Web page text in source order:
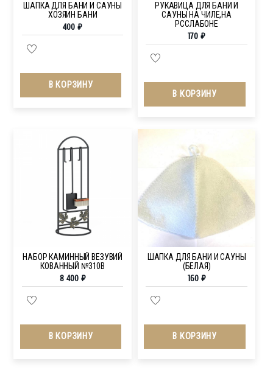
ШАПКА ДЛЯ БАНИ И САУНЫ
ХОЗЯИН БАНИ
400₽
В КОРЗИНУ
РУКАВИЦА ДЛЯ БАНИ И
САУНЫ НА ЧИЛЕ,НА
РССЛАБОНЕ
170₽
В КОРЗИНУ
НАБОР КАМИННЫЙ ВЕЗУВИЙ
КОВАННЫЙ №310В
8 400 ₽
В КОРЗИНУ
ШАПКА ДЛЯ БАНИ И САУНЫ
(БЕЛАЯ)
160 ₽
В КОРЗИНУ